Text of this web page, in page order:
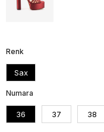
Renk
Sax
Numara
36 37 38